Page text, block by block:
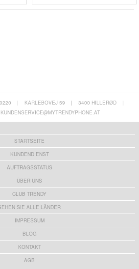
| KARLEBOVEJ 59 | 3400 HILLERØD
|
KUNDENSERVICE@MYTRENDYPHONE.AT
STARTSEITE
KUNDENDIENST
AUFTRAGSSTATUS
ÜBER UNS
CLUB TRENDY
SIE ALLE LÄNDER
IMPRESSUM
BLOG
KONTAKT
AGB